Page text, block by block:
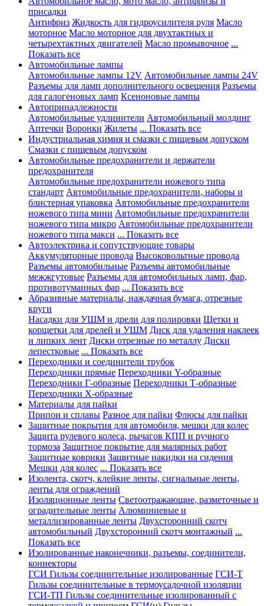
присадки
Антифриз Жидкость для гидроусилителя руля Масло
моторное Масло моторное для двухтактных и
четырехтактных двигателей Масло промывочное ...
Показать все
Автомобильные лампы
Автомобильные лампы 12V Автомобильные лампы 24V
Разъемы для ламп дополнительного освещения Разъемы
для галогеновых ламп Ксеноновые лампы
Автопринадлежности
Автомобильные удлинители Автомобильный молдинг
Аптечки Воронки Жилеты ... Показать все
Индустриальная химия и смазки с пищевым допуском
Смазки с пищевым допуском
Автомобильные предохранители и держатели
предохранителя
Автомобильные предохранители ножевого типа
стандарт Автомобильные предохранители, наборы и
блистерная упаковка Автомобильные предохранители
ножевого типа мини Автомобильные предохранители
ножевого типа микро Автомобильные предохранители
ножевого типа макси ... Показать все
Автоэлектрика и сопутствующие товары
Аккумуляторные провода Высоковольтные провода
Разъемы автомобильные Разъемы автомобильные
межжгутовые Разъемы для автомобильных ламп, фар,
противотуманных фар ... Показать все
Абразивные материалы, наждачная бумага, отрезные
круги
Насадки для УШМ и дрели для полировки Щетки и
корщетки для дрелей и УШМ Диск для удаления наклеек
и липких лент Диски отрезные по металлу Диски
лепестковые ... Показать все
Переходники и соединители трубок
Переходники прямые Переходники Y-образные
Переходники Г-образные Переходники Т-образные
Переходники Х-образные
Материалы для пайки
Припои и сплавы Разное для пайки Флюсы для пайки
Защитные покрытия для автомобиля, мешки для колес
Защита рулевого колеса, рычагов КПП и ручного
тормоза Защитное покрытие для малярных работ
Защитные коврики Защитные накидки на сидения
Мешки для колес ... Показать все
Изолента, скотч, клейкие ленты, сигнальные ленты,
ленты для ограждений
Изоляционные ленты Светоотражающие, разметочные и
оградительные ленты Алюминиевые и
металлизированные ленты Двухсторонний скотч
автомобильный Двухсторонний скотч монтажный ...
Показать все
Изолированные наконечники, разъемы, соединители,
коннекторы
ГСИ Гильзы соединительные изолированные ГСИ-Т
Гильзы соединительные в термоусадочной изоляции
ГСИ-ТП Гильзы соединительные изолированный с